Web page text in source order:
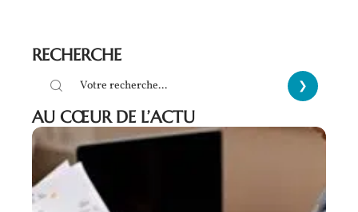
RECHERCHE
AU CŒUR DE L’ACTU